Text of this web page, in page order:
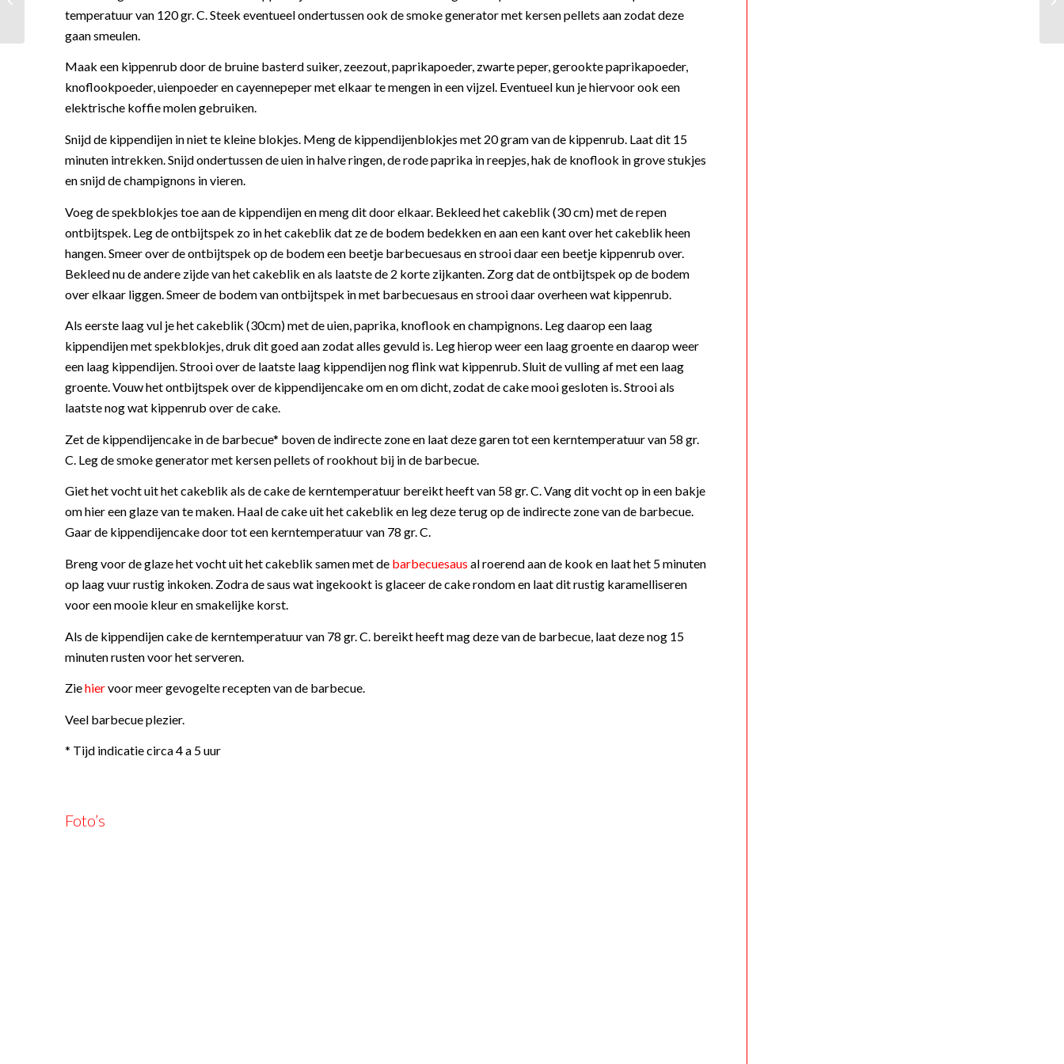
temperatuur van 120 gr. C. Steek eventueel ondertussen ook de smoke generator met kersen pellets aan zodat deze
gaan smeulen.
Maak een kippenrub door de bruine basterd suiker, zeezout, paprikapoeder, zwarte peper, gerookte paprikapoeder,
knoflookpoeder, uienpoeder en cayennepeper met elkaar te mengen in een vijzel. Eventueel kun je hiervoor ook een
elektrische koffie molen gebruiken.
Snijd de kippendijen in niet te kleine blokjes. Meng de kippendijenblokjes met 20 gram van de kippenrub. Laat dit 15
minuten intrekken. Snijd ondertussen de uien in halve ringen, de rode paprika in reepjes, hak de knoflook in grove stukjes
en snijd de champignons in vieren.
Voeg de spekblokjes toe aan de kippendijen en meng dit door elkaar. Bekleed het cakeblik (30 cm) met de repen
ontbijtspek. Leg de ontbijtspek zo in het cakeblik dat ze de bodem bedekken en aan een kant over het cakeblik heen
hangen. Smeer over de ontbijtspek op de bodem een beetje barbecuesaus en strooi daar een beetje kippenrub over.
Bekleed nu de andere zijde van het cakeblik en als laatste de 2 korte zijkanten. Zorg dat de ontbijtspek op de bodem
over elkaar liggen. Smeer de bodem van ontbijtspek in met barbecuesaus en strooi daar overheen wat kippenrub.
Als eerste laag vul je het cakeblik (30cm) met de uien, paprika, knoflook en champignons. Leg daarop een laag
kippendijen met spekblokjes, druk dit goed aan zodat alles gevuld is. Leg hierop weer een laag groente en daarop weer
een laag kippendijen. Strooi over de laatste laag kippendijen nog flink wat kippenrub. Sluit de vulling af met een laag
groente. Vouw het ontbijtspek over de kippendijencake om en om dicht, zodat de cake mooi gesloten is. Strooi als
laatste nog wat kippenrub over de cake.
Zet de kippendijencake in de barbecue* boven de indirecte zone en laat deze garen tot een kerntemperatuur van 58 gr.
C. Leg de smoke generator met kersen pellets of rookhout bij in de barbecue.
Giet het vocht uit het cakeblik als de cake de kerntemperatuur bereikt heeft van 58 gr. C. Vang dit vocht op in een bakje
om hier een glaze van te maken. Haal de cake uit het cakeblik en leg deze terug op de indirecte zone van de barbecue.
Gaar de kippendijencake door tot een kerntemperatuur van 78 gr. C.
Breng voor de glaze het vocht uit het cakeblik samen met de barbecuesaus al roerend aan de kook en laat het 5 minuten
op laag vuur rustig inkoken. Zodra de saus wat ingekookt is glaceer de cake rondom en laat dit rustig karamelliseren
voor een mooie kleur en smakelijke korst.
Als de kippendijen cake de kerntemperatuur van 78 gr. C. bereikt heeft mag deze van de barbecue, laat deze nog 15
minuten rusten voor het serveren.
Ziehiervoor meer gevogelte recepten van de barbecue.
Veel barbecue plezier.
* Tijd indicatie circa 4 a 5 uur
Foto’s